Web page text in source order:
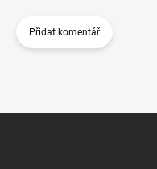
Přidat komentář